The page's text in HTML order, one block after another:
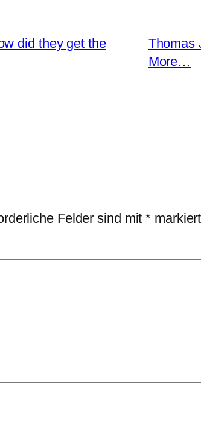
did they get the
Thomas
More…
Felder sind mit* markiert